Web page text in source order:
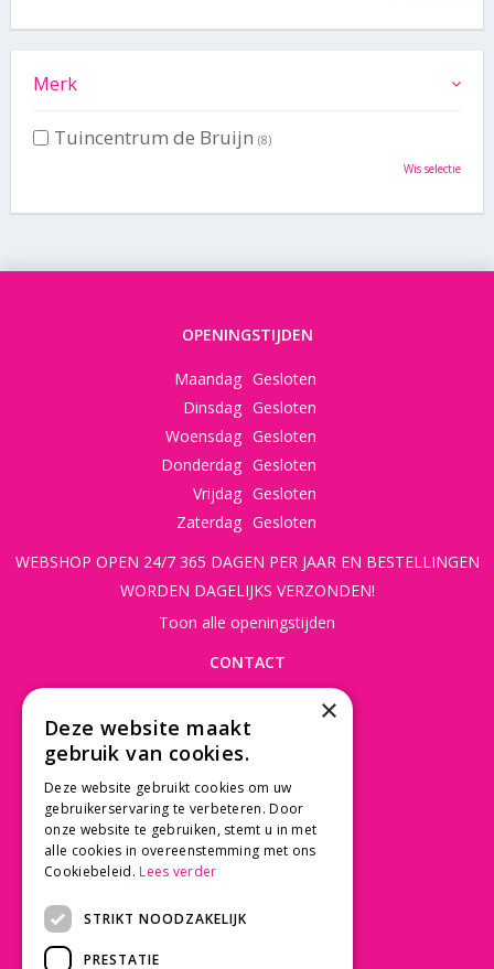
Merk
Tuincentrum de Bruijn (8)
Wis selectie
OPENINGSTIJDEN
Maandag Gesloten
Dinsdag Gesloten
Woensdag Gesloten
Donderdag Gesloten
Vrijdag Gesloten
Zaterdag Gesloten
WEBSHOP OPEN 24/7 365 DAGEN PER JAAR EN BESTELLINGEN
WORDEN DAGELIJKS VERZONDEN!
Toon alle openingstijden
CONTACT
3997 MK 't Goy
030 - 60 11 365
info@tuincentrumdebruijn.nl
Betaalinformatie
×
Deze website maakt
gebruik van cookies.
Deze website gebruikt cookies om uw
gebruikerservaring te verbeteren. Door
onze website te gebruiken, stemt u in met
alle cookies in overeenstemming met ons
Cookiebeleid. Lees verder
STRIKT NOODZAKELIJK
PRESTATIE